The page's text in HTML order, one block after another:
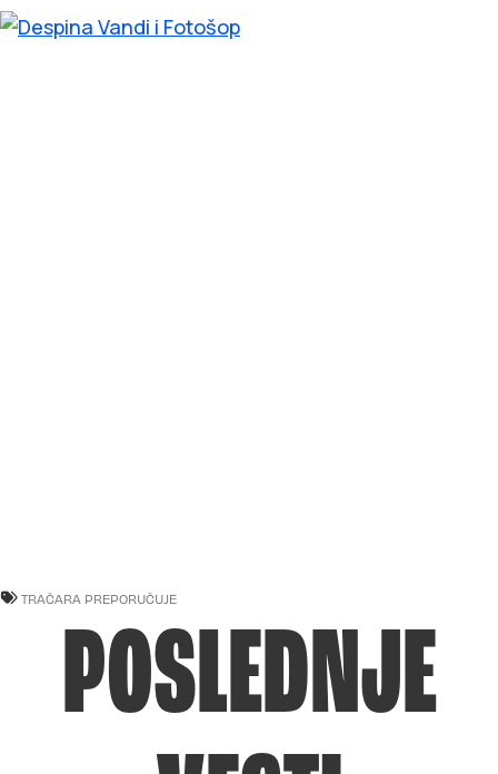
TRAČARA PREPORUČUJE
POSLEDNJE